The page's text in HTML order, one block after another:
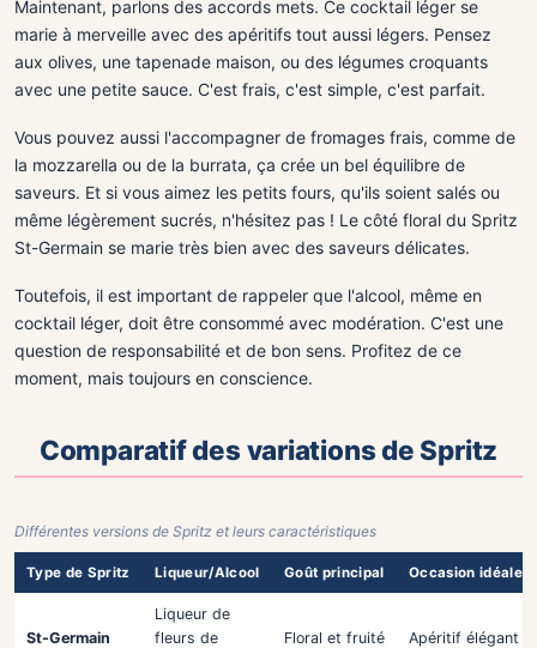
Maintenant, parlons des accords mets. Ce cocktail léger se
marie à merveille avec des apéritifs tout aussi légers. Pensez
aux olives, une tapenade maison, ou des légumes croquants
avec une petite sauce. C'est frais, c'est simple, c'est parfait.
Vous pouvez aussi l'accompagner de fromages frais, comme de
la mozzarella ou de la burrata, ça crée un bel équilibre de
saveurs. Et si vous aimez les petits fours, qu'ils soient salés ou
même légèrement sucrés, n'hésitez pas ! Le côté floral du Spritz
St-Germain se marie très bien avec des saveurs délicates.
Toutefois, il est important de rappeler que l'alcool, même en
cocktail léger, doit être consommé avec modération. C'est une
question de responsabilité et de bon sens. Profitez de ce
moment, mais toujours en conscience.
Comparatif des variations de Spritz
Différentes versions de Spritz et leurs caractéristiques
Type de Spritz Liqueur/Alcool Goût principal Occasion idéale
St-Germain
Liqueur de
fleurs de
Floral et fruité Apéritif élégant